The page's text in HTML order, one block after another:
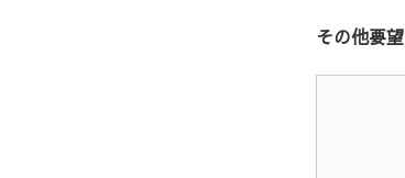
その他要望